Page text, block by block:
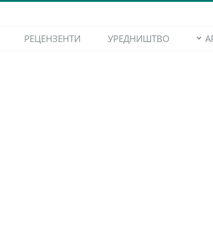
РЕЦЕНЗЕНТИ УРЕДНИШТВО